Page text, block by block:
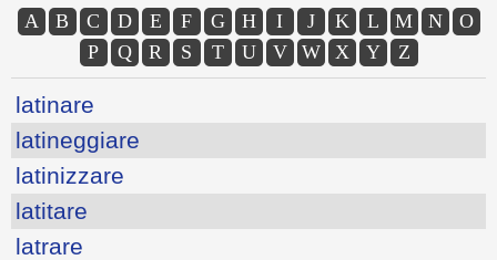
A B C D E F G H I J K L M N
O
P
Q R S T U V W X Y Z
latinare
latineggiare
latinizzare
latitare
latrare